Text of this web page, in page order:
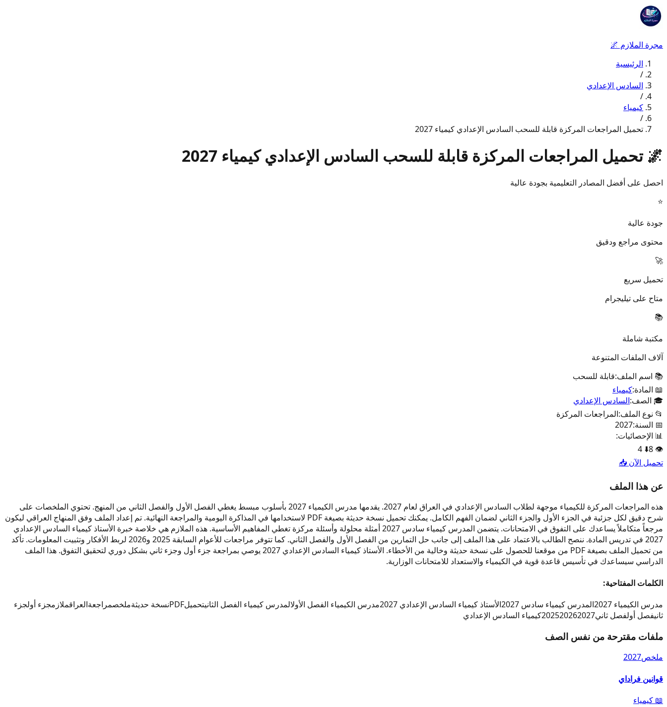
مجرة الملازم 🌌
الرئيسية
/
السادس الإعدادي
/
كيمياء
/
تحميل المراجعات المركزة قابلة للسحب السادس الإعدادي كيمياء 2027
🌌 تحميل المراجعات المركزة قابلة للسحب السادس الإعدادي كيمياء 2027
احصل على أفضل المصادر التعليمية بجودة عالية
⭐
جودة عالية
محتوى مراجع ودقيق
🚀
تحميل سريع
متاح على تيليجرام
📚
مكتبة شاملة
آلاف الملفات المتنوعة
📚 اسم الملف:قابلة للسحب
📖 المادة:كيمياء
🎓 الصف:السادس الإعدادي
📂 نوع الملف:المراجعات المركزة
📅 السنة:2027
📊 الإحصائيات:
👁️
8
⬇️
4
تحميل الآن 📥
عن هذا الملف
هذه المراجعات المركزة للكيمياء موجهة لطلاب السادس الإعدادي في العراق لعام 2027. يقدمها مدرس الكيمياء 2027 بأسلوب مبسط يغطي الفصل الأول والفصل الثاني من المنهج. تحتوي الملخصات على
شرح دقيق لكل جزئية في الجزء الأول والجزء الثاني لضمان الفهم الكامل. يمكنك تحميل نسخة حديثة بصيغة PDF لاستخدامها في المذاكرة اليومية والمراجعة النهائية. تم إعداد الملف وفق المنهاج العراقي ليكون
مرجعاً متكاملاً يساعدك على التفوق في الامتحانات. يتضمن المدرس كيمياء سادس 2027 أمثلة محلولة وأسئلة مركزة تغطي المفاهيم الأساسية. هذه الملازم هي خلاصة خبرة الأستاذ كيمياء السادس الإعدادي
2027 في تدريس المادة. ننصح الطالب بالاعتماد على هذا الملف إلى جانب حل التمارين من الفصل الأول والفصل الثاني. كما تتوفر مراجعات للأعوام السابقة 2025 و2026 لربط الأفكار وتثبيت المعلومات. تأكد
من تحميل الملف بصيغة PDF من موقعنا للحصول على نسخة حديثة وخالية من الأخطاء. الأستاذ كيمياء السادس الإعدادي 2027 يوصي بمراجعة جزء أول وجزء ثاني بشكل دوري لتحقيق التفوق. هذا الملف
الدراسي سيساعدك في تأسيس قاعدة قوية في الكيمياء والاستعداد للامتحانات الوزارية.
الكلمات المفتاحية:
مدرس الكيمياء 2027
المدرس كيمياء سادس 2027 الأستاذ كيمياء السادس الإعدادي 2027 مدرس الكيمياء الفصل الأولالمدرس كيمياء الفصل الثانيتحميلPDFنسخة حديثةملخصمراجعةالعراقملازمجزء أولجزء
ثانيفصل أولفصل ثاني 202520262027 كيمياء السادس الإعدادي
ملفات مقترحة من نفس الصف
ملخص2027
قوانين فراداي
📖 كيمياء